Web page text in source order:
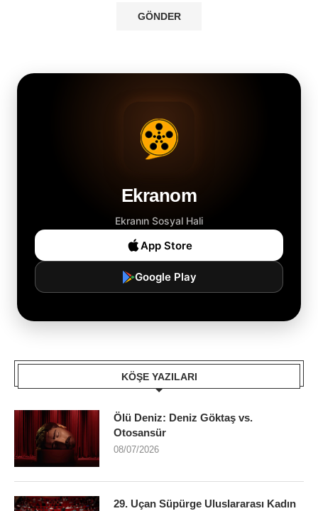
Ekranom
Ekranın Sosyal Hali
App Store
Google Play
KÖŞE YAZILARI
Ölü Deniz: Deniz Göktaş vs.
Otosansür
08/07/2026
29. Uçan Süpürge Uluslararası Kadın